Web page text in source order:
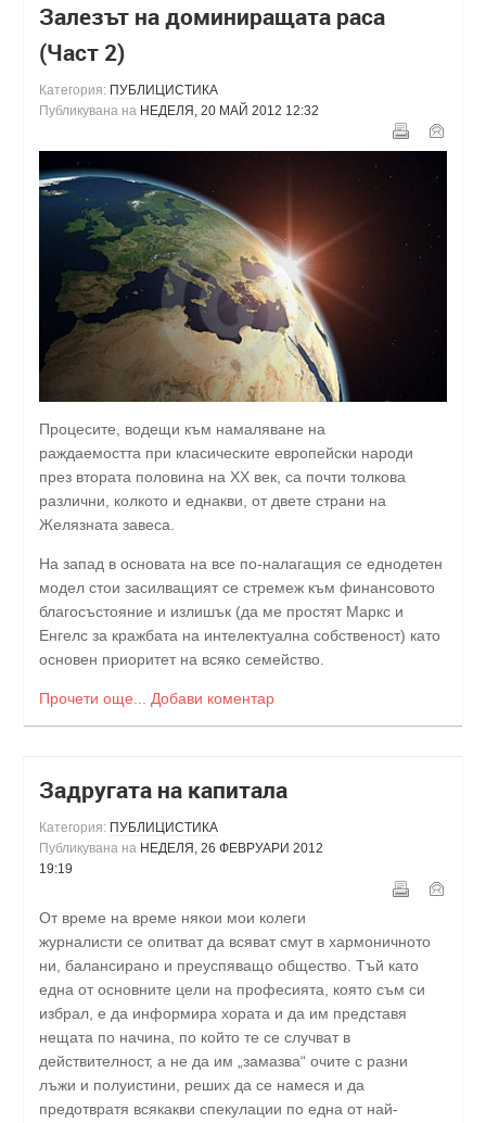
Залезът на доминиращата раса
(Част 2)
Категория: ПУБЛИЦИСТИКА
Публикувана на НЕДЕЛЯ, 20 МАЙ 2012 12:32
Процесите, водещи към намаляване на
раждаемостта при класическите европейски народи
през втората половина на ХХ век, са почти толкова
различни, колкото и еднакви, от двете страни на
Желязната завеса.
На запад в основата на все по-налагащия се еднодетен
модел стои засилващият се стремеж към финансовото
благосъстояние и излишък (да ме простят Маркс и
Енгелс за кражбата на интелектуална собственост) като
основен приоритет на всяко семейство.
Прочети още... Добави коментар
Задругата на капитала
Категория: ПУБЛИЦИСТИКА
Публикувана на НЕДЕЛЯ, 26 ФЕВРУАРИ 2012
19:19
От време на време някои мои колеги
журналисти се опитват да всяват смут в хармоничното
ни, балансирано и преуспяващо общество. Тъй като
една от основните цели на професията, която съм си
избрал, е да информира хората и да им представя
нещата по начина, по който те се случват в
действителност, а не да им „замазва“ очите с разни
лъжи и полуистини, реших да се намеся и да
предотвратя всякакви спекулации по една от най-